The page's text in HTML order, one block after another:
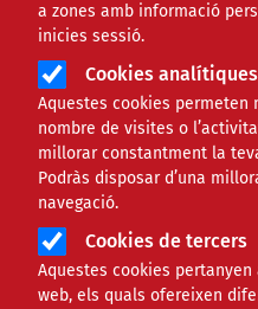
a zones amb informació
inicies sessió.
Cookies analítiques
Aquestes cookies permeten
nombre de visites o
millorar constantment la
Podràs disposar d’una
navegació.
Cookies de tercers
Aquestes cookies
web, els quals ofereixen
Ampliació del
naixement: què
normativa